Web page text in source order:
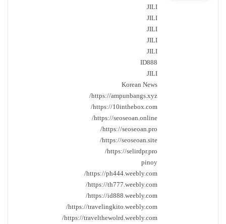
JILI
JILI
JILI
JILI
JILI
ID888
JILI
Korean News
https://ampunbangs.xyz/
https://10inthebox.com/
https://seoseoan.online/
https://seoseoan.pro/
https://seoseoan.site/
https://selirdpr.pro/
pinoy
https://ph444.weebly.com/
https://th777.weebly.com/
https://id888.weebly.com/
https://travelingkito.weebly.com/
https://travelthewolrd.weebly.com/